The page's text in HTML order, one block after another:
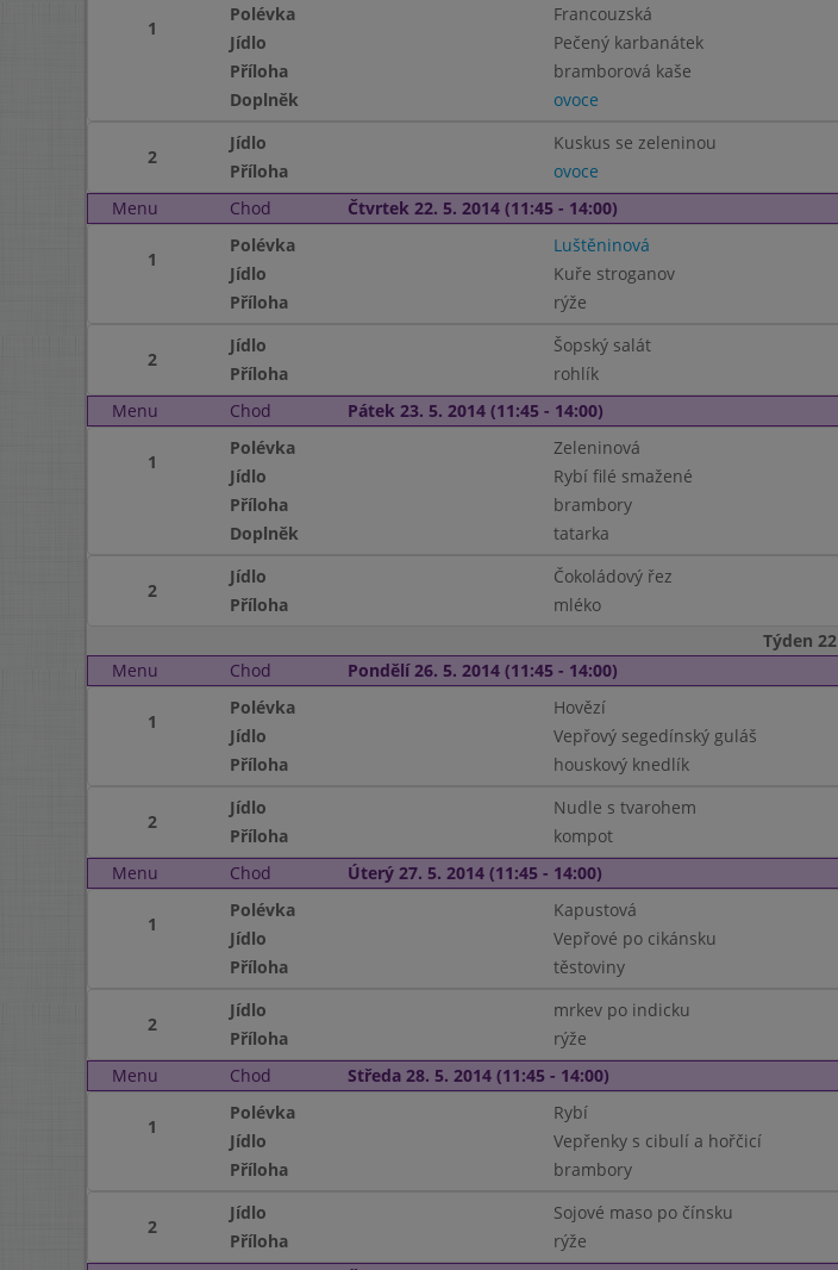
1
Polévka
Francouzská
Jídlo
Pečený karbanátek
Příloha
bramborová kaše
Doplněk
ovoce
2
Jídlo
Kuskus se zeleninou
Příloha
ovoce
Menu
Chod Čtvrtek 22. 5. 2014 (11:45 - 14:00)
1
Polévka
Luštěninová
Jídlo
Kuře stroganov
Příloha
rýže
2
Jídlo
Šopský salát
Příloha
rohlík
Menu
Chod Pátek 23. 5. 2014 (11:45 - 14:00)
1
Polévka
Zeleninová
Jídlo
Rybí filé smažené
Příloha
brambory
Doplněk
tatarka
2
Jídlo
Čokoládový řez
Příloha
mléko
Týden 22
Menu
Chod Pondělí 26. 5. 2014 (11:45 - 14:00)
1
Polévka
Hovězí
Jídlo
Vepřový segedínský guláš
Příloha
houskový knedlík
2
Jídlo
Nudle s tvarohem
Příloha
kompot
Menu
Chod Úterý 27. 5. 2014 (11:45 - 14:00)
1
Polévka
Kapustová
Jídlo
Vepřové po cikánsku
Příloha
těstoviny
2
Jídlo
mrkev po indicku
Příloha
rýže
Menu
Chod Středa 28. 5. 2014 (11:45 - 14:00)
1
Polévka
Rybí
Jídlo
Vepřenky s cibulí a hořčicí
Příloha
brambory
2
Jídlo
Sojové maso po čínsku
Příloha
rýže